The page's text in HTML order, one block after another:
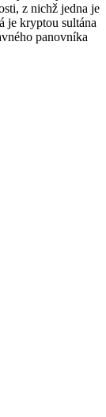
z nichž jedna je
je kryptou sultána
panovníka